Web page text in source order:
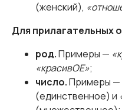
(женский),
Для прилагательных
род.Примеры —
«красивОЕ»;
число.Примеры —
(единственное) и